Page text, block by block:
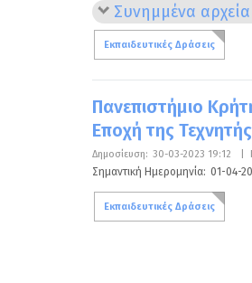
Συνημμένα αρχεία
Εκπαιδευτικές Δράσεις
Πανεπιστήμιο
Εποχή της
Δημοσίευση: 30-03-2023 19:12
Σημαντική Ημερομηνία: 01-04-
Εκπαιδευτικές Δράσεις